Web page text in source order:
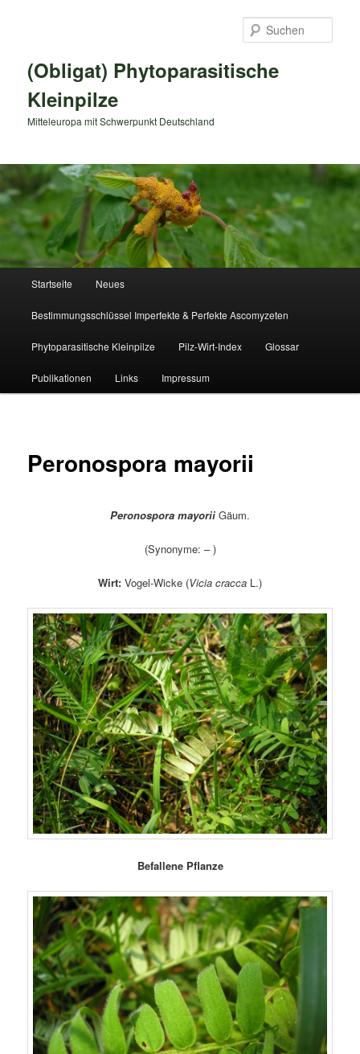
(Obligat) Phytoparasitische
Kleinpilze
Mitteleuropa mit Schwerpunkt Deutschland
Startseite Neues
Bestimmungsschlüssel Imperfekte & Perfekte Ascomyzeten
Phytoparasitische Kleinpilze Pilz-Wirt-Index Glossar
Publikationen Links Impressum
Peronospora mayorii
Peronospora mayorii Gäum.
(Synonyme: – )
Wirt: Vogel-Wicke (Vicia cracca L.)
Befallene Pflanze